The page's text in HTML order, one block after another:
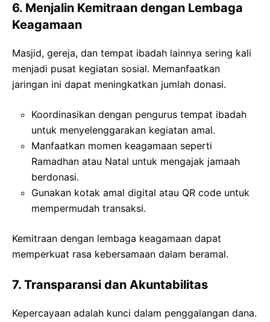
6. Menjalin Kemitraan dengan Lembaga
Keagamaan
Masjid, gereja, dan tempat ibadah lainnya sering kali
menjadi pusat kegiatan sosial. Memanfaatkan
jaringan ini dapat meningkatkan jumlah donasi.
Koordinasikan dengan pengurus tempat ibadah
untuk menyelenggarakan kegiatan amal.
Manfaatkan momen keagamaan seperti
Ramadhan atau Natal untuk mengajak jamaah
berdonasi.
Gunakan kotak amal digital atau QR code untuk
mempermudah transaksi.
Kemitraan dengan lembaga keagamaan dapat
memperkuat rasa kebersamaan dalam beramal.
7. Transparansi dan Akuntabilitas
Kepercayaan adalah kunci dalam penggalangan dana.